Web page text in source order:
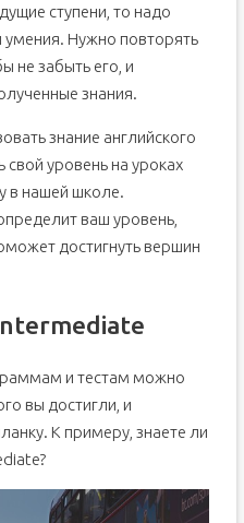
ступени, то надо
умения. Нужно повторять
не забыть его, и
знания.
знание английского
уровень на уроках
в нашей школе.
ваш уровень,
достигнуть вершин
и тестам можно
вы достигли, и
К примеру, знаете ли